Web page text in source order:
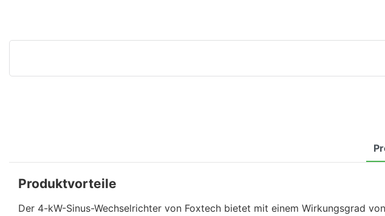
Produktvorteile
Der 4-kW-Sinus-Wechselrichter von Foxtech bietet mit einem Wirkungsgrad